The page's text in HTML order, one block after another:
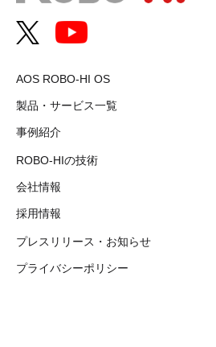
AOS ROBO-HI OS
製品・サービス一覧
事例紹介
ROBO-HIの技術
会社情報
採用情報
プレスリリース・お知らせ
プライバシーポリシー